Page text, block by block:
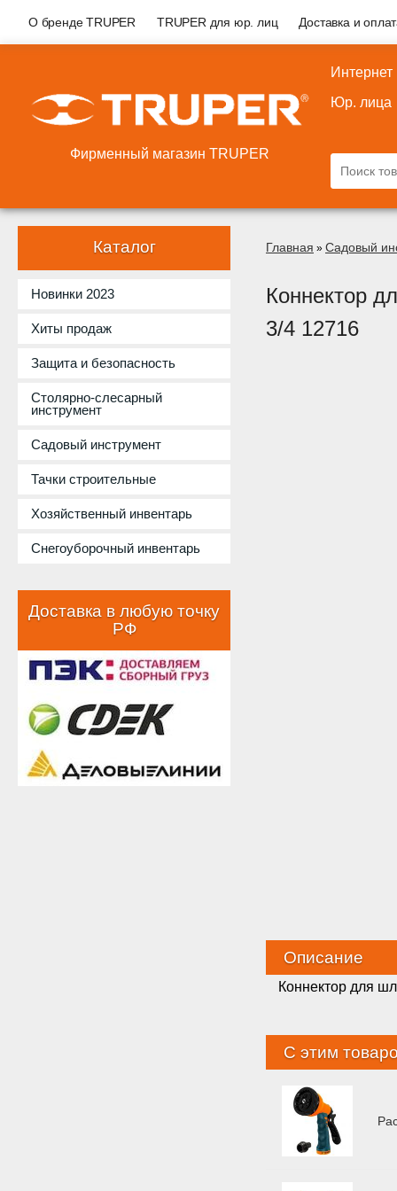
О бренде TRUPER TRUPER для юр. лиц Доставка и
Фирменный магазин TRUPER
Интернет
Юр. лица
Каталог
Новинки 2023
Хиты продаж
Защита и безопасность
Столярно-слесарный
инструмент
Садовый инструмент
Тачки строительные
Хозяйственный инвентарь
Снегоуборочный инвентарь
Доставка в любую точку
РФ
Главная » Садовый
Коннектор
3/4 12716
Описание
Коннектор для
С этим